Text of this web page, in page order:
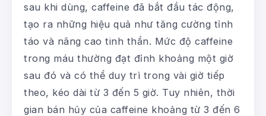
sau khi dùng, caffeine đã bắt đầu tác động,
tạo ra những hiệu quả như tăng cường tỉnh
táo và nâng cao tinh thần. Mức độ caffeine
trong máu thường đạt đỉnh khoảng một giờ
sau đó và có thể duy trì trong vài giờ tiếp
theo, kéo dài từ 3 đến 5 giờ. Tuy nhiên, thời
gian bán hủy của caffeine khoảng từ 3 đến 6